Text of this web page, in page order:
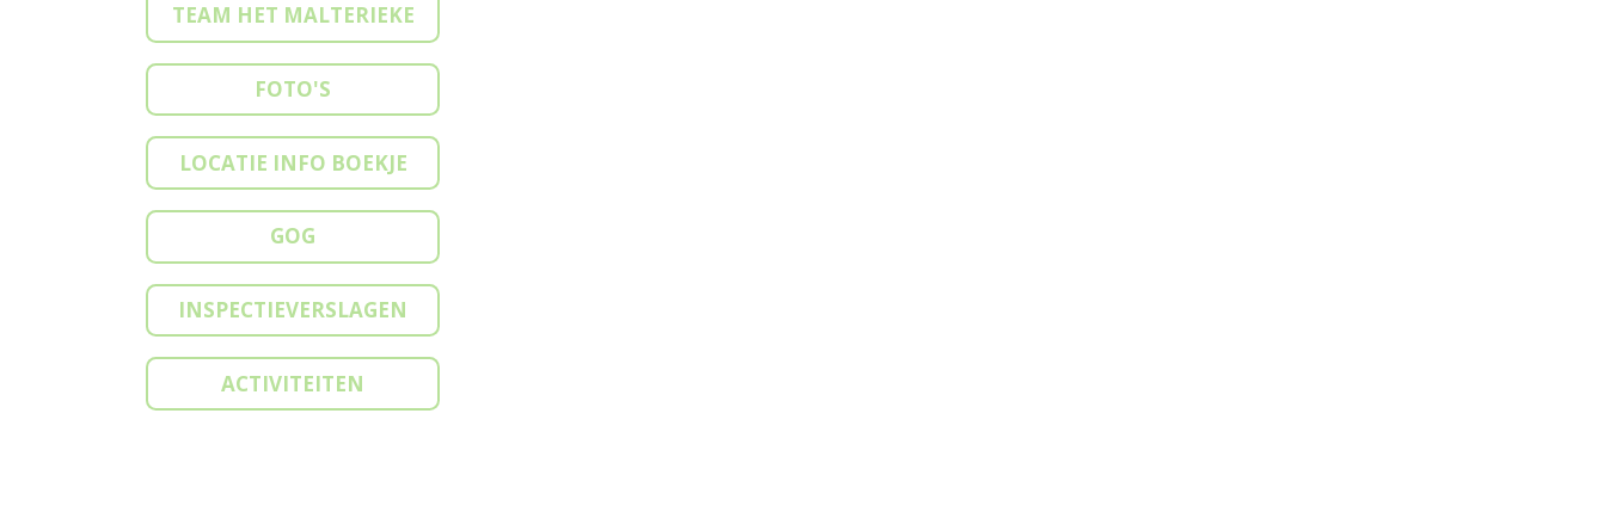
TEAM HET MALTERIEKE
FOTO'S
LOCATIE INFO BOEKJE
GOG
INSPECTIEVERSLAGEN
ACTIVITEITEN